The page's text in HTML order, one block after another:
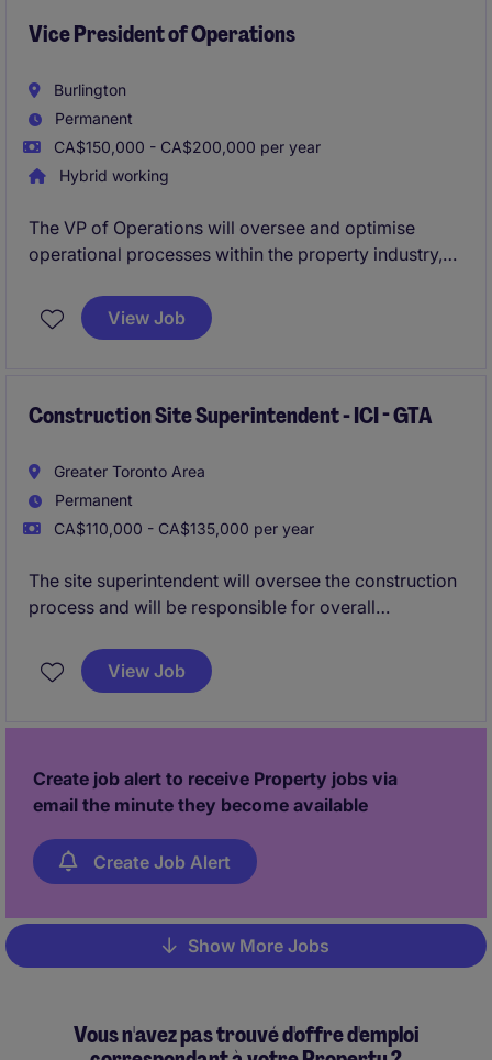
Vice President of Operations
Burlington
Permanent
CA$150,000 - CA$200,000 per year
Hybrid working
The VP of Operations will oversee and optimise
operational processes within the property industry,
alignment. This leadership role is based in Burlington
and is ideal for professionals who thrive on driving
View Job
Construction Site Superintendent - ICI - GTA
Greater Toronto Area
Permanent
CA$110,000 - CA$135,000 per year
The site superintendent will oversee the construction
process and will be responsible for overall
budget and scheduling guidelines. This includes
planning and scheduling, organizing, directing and
View Job
Create job alert to receive Property jobs via
email the minute they become available
Create Job Alert
Pagination
Show More Jobs
Vous n'avez pas trouvé d'offre d'emploi